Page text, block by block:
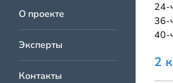
О проекте
Эксперты
Контакты
24-
36-
40-
2